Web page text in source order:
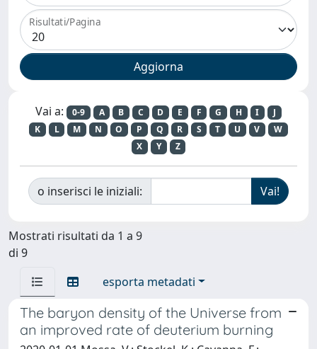
Risultati/Pagina
Vai a: 0-9 A B C D E F G H I
J
K
L M N O P Q R S T U V
W
X
Y Z
o inserisci le iniziali:
Mostrati risultati da 1 a 9
di 9
esporta metadati
The baryon density of the Universe from
an improved rate of deuterium burning